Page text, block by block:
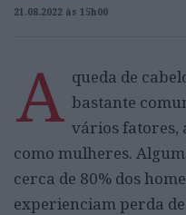
21.08.2022 às 15h00
A queda de
bastante
vários fatores,
como mulheres.
cerca de 80% dos
experienciam perda